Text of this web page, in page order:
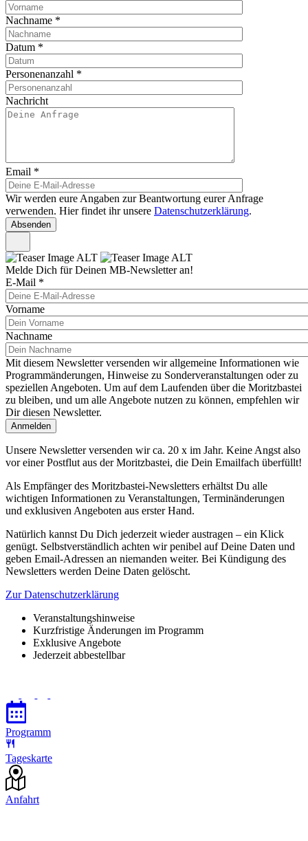
Nachname *
Datum *
Personenanzahl *
Nachricht
Email *
Wir werden eure Angaben zur Beantwortung eurer Anfrage
verwenden. Hier findet ihr unsere Datenschutzerklärung.
Melde Dich für Deinen MB-Newsletter an!
E-Mail *
Vorname
Nachname
Mit diesem Newsletter versenden wir allgemeine Informationen wie
Programmänderungen, Hinweise zu Sonderveranstaltungen oder zu
speziellen Angeboten. Um auf dem Laufenden über die Moritzbastei
zu bleiben, und um alle Angebote nutzen zu können, empfehlen wir
Dir diesen Newsletter.
Unsere Newsletter versenden wir ca. 20 x im Jahr. Keine Angst also
vor einer Postflut aus der Moritzbastei, die Dein Emailfach überfüllt!
Als Empfänger des Moritzbastei-Newsletters erhältst Du alle
wichtigen Informationen zu Veranstaltungen, Terminänderungen
und exklusiven Angeboten aus erster Hand.
Natürlich kannst Du Dich jederzeit wieder austragen – ein Klick
genügt. Selbstverständlich achten wir penibel auf Deine Daten und
geben Email-Adressen an niemanden weiter. Bei Kündigung des
Newsletters werden Deine Daten gelöscht.
Zur Datenschutzerklärung
Veranstaltungshinweise
Kurzfristige Änderungen im Programm
Exklusive Angebote
Jederzeit abbestellbar
Programm
Tageskarte
Anfahrt